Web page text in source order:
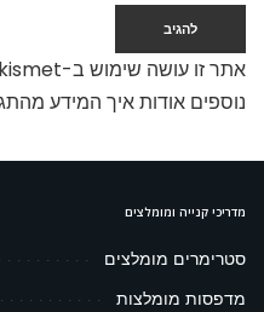
אתר זו עושה שימוש ב-Akismet כדי לסנן תגובות זבל.
נוספים אודות איך המידע
מדריכי קנייה ומומלצים
סטרימרים מומלצים
מדפסות מומלצות